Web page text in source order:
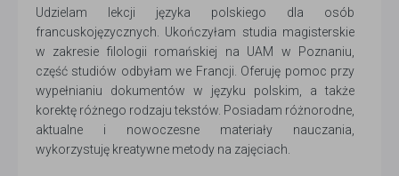
Udzielam lekcji języka polskiego dla osób
francuskojęzycznych. Ukończyłam studia magisterskie
w zakresie filologii romańskiej na UAM w Poznaniu,
część studiów odbyłam we Francji. Oferuję pomoc przy
wypełnianiu dokumentów w języku polskim, a także
korektę różnego rodzaju tekstów. Posiadam różnorodne,
aktualne i nowoczesne materiały nauczania,
wykorzystuję kreatywne metody na zajęciach.